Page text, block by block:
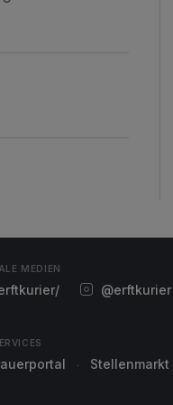
MEDIEN
@erftkurier
Stellenmarkt